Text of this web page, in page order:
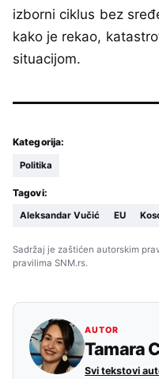
izborni ciklus bez
kako je rekao,
situacijom.
Kategorija:
Politika
Tagovi:
Aleksandar Vučić EU
Sadržaj je zaštićen autorskim
pravilima SNM.rs.
AUTOR
Tamara
Svi tekstovi